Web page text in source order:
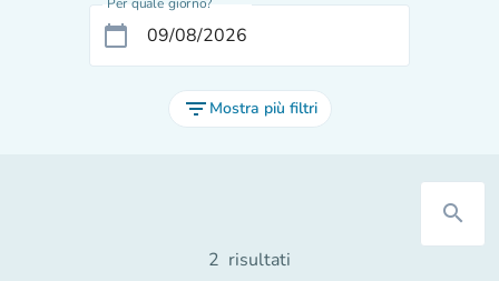
calendar_today
filter_list Mostra più filtri
search
2 risultati